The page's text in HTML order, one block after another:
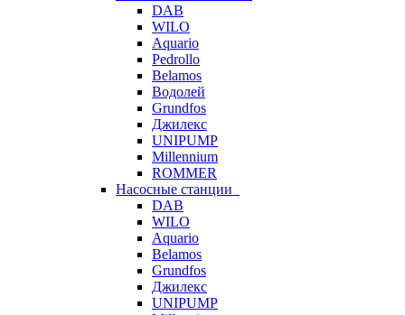
DAB
WILO
Aquario
Pedrollo
Belamos
Водолей
Grundfos
Джилекс
UNIPUMP
Millennium
ROMMER
Насосные станции
DAB
WILO
Aquario
Belamos
Grundfos
Джилекс
UNIPUMP